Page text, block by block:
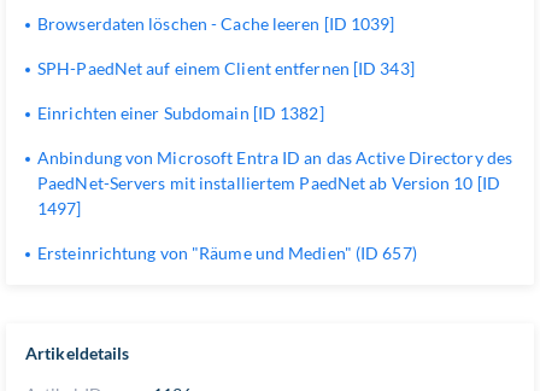
Artikeldetails
Browserdaten löschen - Cache leeren [ID 1039]
SPH-PaedNet auf einem Client entfernen [ID 343]
Einrichten einer Subdomain [ID 1382]
Anbindung von Microsoft Entra ID an das Active Directory des
PaedNet-Servers mit installiertem PaedNet ab Version 10 [ID
1497]
Ersteinrichtung von "Räume und Medien" (ID 657)